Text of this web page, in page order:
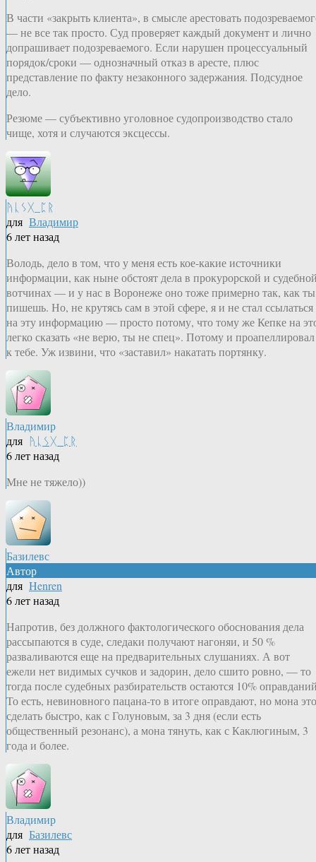
В части «закрыть клиента», в смысле арестовать
— не все так просто. Суд проверяет каждый документ и лично
допрашивает подозреваемого. Если нарушен процессуальный
порядок/сроки — однозначный отказ в аресте, плюс
представление по факту незаконного задержания. Подсудное
дело.
Резюме — субъективно уголовное судопроизводство стало
чище, хотя и случаются эксцессы.
ᚤᚳᛊᚷ_ᛈᚱ
для Владимир
6 лет назад
Володь, дело в том, что у меня есть кое-какие источники
информации, как ныне обстоят дела в прокурорской и
вотчинах — и у нас в Воронеже оно тоже примерно так, как ты
пишешь. Но, не крутясь сам в этой сфере, я и не стал ссылаться
на эту информацию — просто потому, что тому же Кепке на
легко сказать «не верю, ты не спец». Потому и проапеллировал
к тебе. Уж извини, что «заставил» накатать портянку.
Владимир
для ᚤᚳᛊᚷ_ᛈᚱ
6 лет назад
Мне не тяжело))
Базилевс
Автор
для Henren
6 лет назад
Напротив, без должного фактологического обоснования дела
рассыпаются в суде, следаки получают нагоняи, и 50 %
разваливаются еще на предварительных слушаниях. А вот
ежели нет видимых сучков и задорин, дело сшито ровно, — то
тогда после судебных разбирательств остаются 10%
То есть, невиновного пацана-то в итоге оправдают, но мона это
сделать быстро, как с Голуновым, за 3 дня (если есть
общественный резонанс), а мона тянуть, как с Каклюгиным, 3
года и более.
Владимир
для Базилевс
6 лет назад